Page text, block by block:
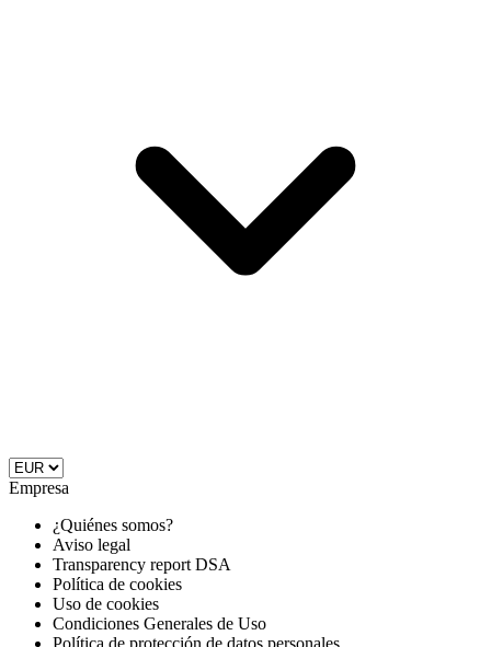
Empresa
¿Quiénes somos?
Aviso legal
Transparency report DSA
Política de cookies
Uso de cookies
Condiciones Generales de Uso
Política de protección de datos personales